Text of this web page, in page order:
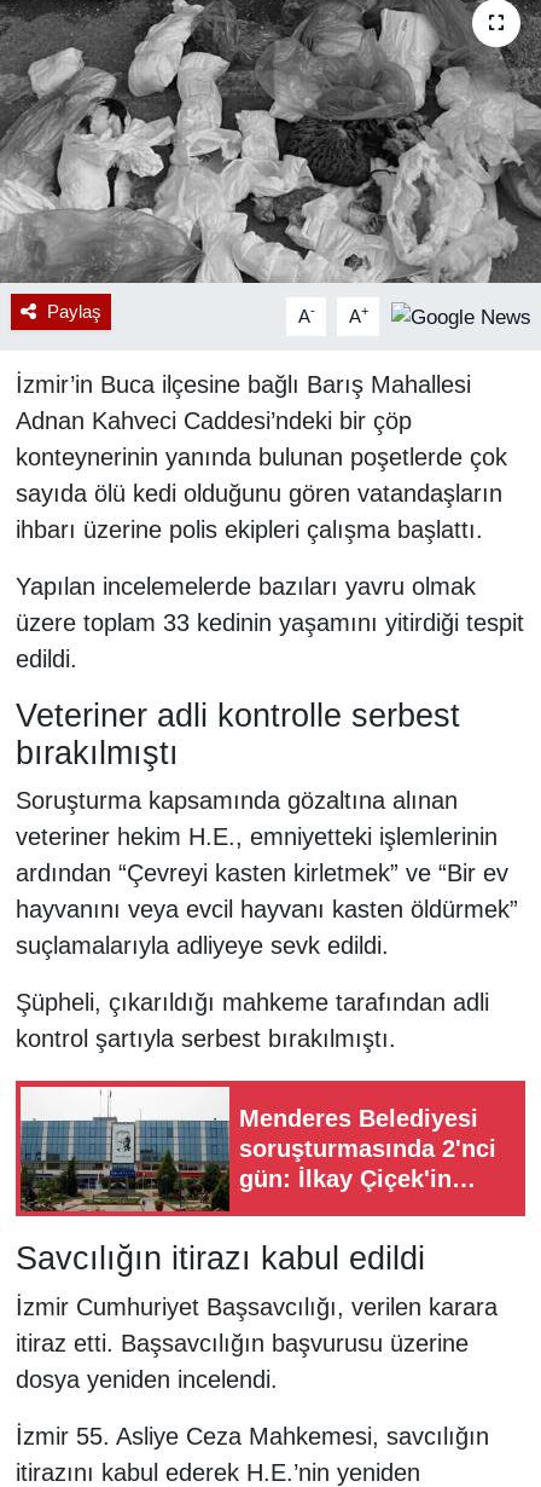
Paylaş A- A+
İzmir’in Buca ilçesine bağlı Barış Mahallesi
Adnan Kahveci Caddesi’ndeki bir çöp
konteynerinin yanında bulunan poşetlerde çok
sayıda ölü kedi olduğunu gören vatandaşların
ihbarı üzerine polis ekipleri çalışma başlattı.
Yapılan incelemelerde bazıları yavru olmak
üzere toplam 33 kedinin yaşamını yitirdiği tespit
edildi.
Veteriner adli kontrolle serbest
bırakılmıştı
Soruşturma kapsamında gözaltına alınan
veteriner hekim H.E., emniyetteki işlemlerinin
ardından “Çevreyi kasten kirletmek” ve “Bir ev
hayvanını veya evcil hayvanı kasten öldürmek”
suçlamalarıyla adliyeye sevk edildi.
Şüpheli, çıkarıldığı mahkeme tarafından adli
kontrol şartıyla serbest bırakılmıştı.
Menderes Belediyesi
soruşturmasında 2'nci
gün: İlkay Çiçek'in
Savcılığın itirazı kabul edildi
İzmir Cumhuriyet Başsavcılığı, verilen karara
itiraz etti. Başsavcılığın başvurusu üzerine
dosya yeniden incelendi.
İzmir 55. Asliye Ceza Mahkemesi, savcılığın
itirazını kabul ederek H.E.’nin yeniden